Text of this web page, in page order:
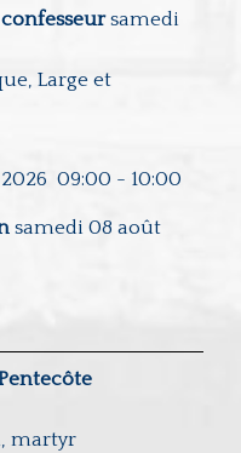
samedi
Large et
09:00 - 10:00
samedi 08 août
martyr